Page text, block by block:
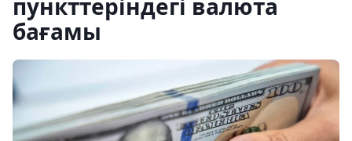
пункттеріндегі валюта
бағамы